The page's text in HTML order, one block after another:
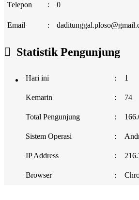
Telepon : 0
Email :
Statistik Pengunjung
Hari ini : 1
Kemarin : 74
Total Pengunjung :
Sistem Operasi :
IP Address :
Browser :